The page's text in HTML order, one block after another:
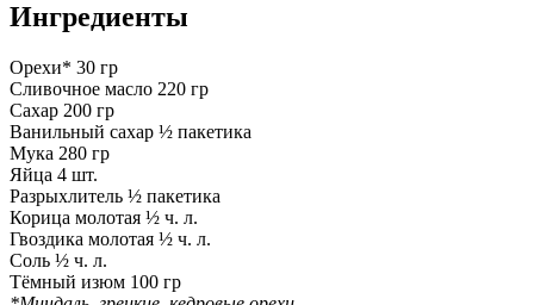
Ингредиенты
Орехи* 30 гр
Сливочное масло 220 гр
Сахар 200 гр
Ванильный сахар ½ пакетика
Мука 280 гр
Яйца 4 шт.
Разрыхлитель ½ пакетика
Корица молотая ½ ч. л.
Гвоздика молотая ½ ч. л.
Соль ½ ч. л.
Тёмный изюм 100 гр